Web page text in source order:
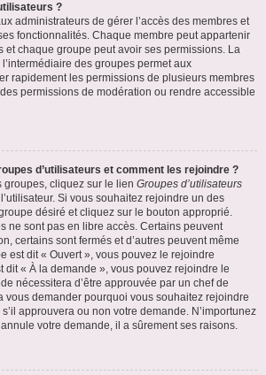
?
administrateurs de gérer l’accès des membres et
fonctionnalités. Chaque membre peut appartenir
et chaque groupe peut avoir ses permissions. La
des groupes permet aux
rapidement les permissions de plusieurs membres
permissions de modération ou rendre accessible
d’utilisateurs et comment les rejoindre ?
groupes, cliquez sur le lien Groupes d’utilisateurs
Si vous souhaitez rejoindre un des
désiré et cliquez sur le bouton approprié.
ne sont pas en libre accès. Certains peuvent
certains sont fermés et d’autres peuvent même
est dit « Ouvert », vous pouvez le rejoindre
dit « À la demande », vous pouvez rejoindre le
nécessitera d’être approuvée par un chef de
vous demander pourquoi vous souhaitez rejoindre
approuvera ou non votre demande. N’importunez
votre demande, il a sûrement ses raisons.